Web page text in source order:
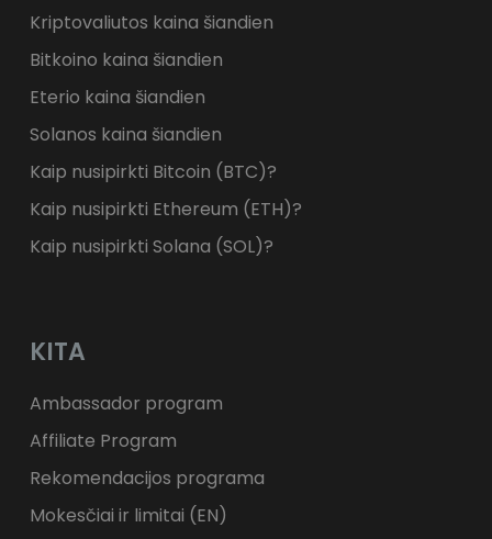
Kriptovaliutos kaina šiandien
Bitkoino kaina šiandien
Eterio kaina šiandien
Solanos kaina šiandien
Kaip nusipirkti Bitcoin (BTC)?
Kaip nusipirkti Ethereum (ETH)?
Kaip nusipirkti Solana (SOL)?
KITA
Ambassador program
Affiliate Program
Rekomendacijos programa
Mokesčiai ir limitai (EN)